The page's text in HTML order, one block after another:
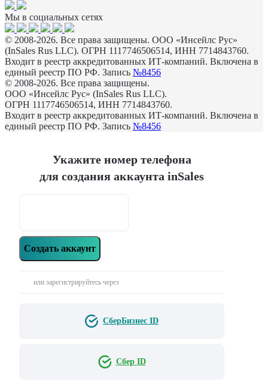
Мы в социальных сетях
© 2008-2026. Все права защищены. ООО «Инсейлс Рус»
(InSales Rus LLC). ОГРН 1117746506514, ИНН 7714843760.
Входит в реестр аккредитованных ИТ-компаний. Включена в
единый реестр ПО РФ. Запись №8456
© 2008-2026. Все права защищены.
ООО «Инсейлс Рус» (InSales Rus LLC).
ОГРН 1117746506514, ИНН 7714843760.
Входит в реестр аккредитованных ИТ-компаний. Включена в
единый реестр ПО РФ. Запись №8456
Укажите номер телефона
для создания аккаунта inSales
Создать аккаунт
или зарегистрируйтесь через
СберБизнес ID
Сбер ID